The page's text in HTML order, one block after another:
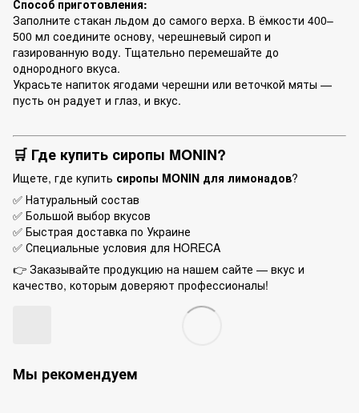
Способ приготовления:
Заполните стакан льдом до самого верха. В ёмкости 400–
500 мл соедините основу, черешневый сироп и
газированную воду. Тщательно перемешайте до
однородного вкуса.
Украсьте напиток ягодами черешни или веточкой мяты —
пусть он радует и глаз, и вкус.
🛒 Где купить сиропы MONIN?
Ищете, где купить сиропы MONIN для лимонадов?
✅ Натуральный состав
✅ Большой выбор вкусов
✅ Быстрая доставка по Украине
✅ Специальные условия для HORECA
👉 Заказывайте продукцию на нашем сайте — вкус и
качество, которым доверяют профессионалы!
Мы рекомендуем